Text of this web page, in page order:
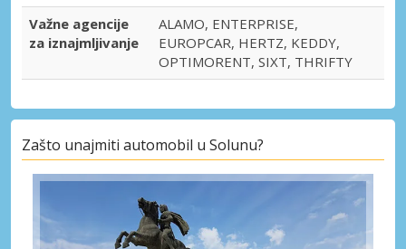
Važne agencije
za iznajmljivanje
ALAMO, ENTERPRISE,
EUROPCAR, HERTZ, KEDDY,
OPTIMORENT, SIXT, THRIFTY
Zašto unajmiti automobil u Solunu?